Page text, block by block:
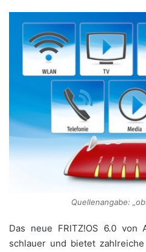
Quellenangabe:
Das neue FRITZ!OS 6.0 von
schlauer und bietet